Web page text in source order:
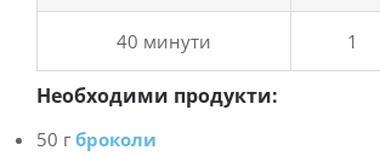
40 минути 1
Необходими продукти:
50 гброколи